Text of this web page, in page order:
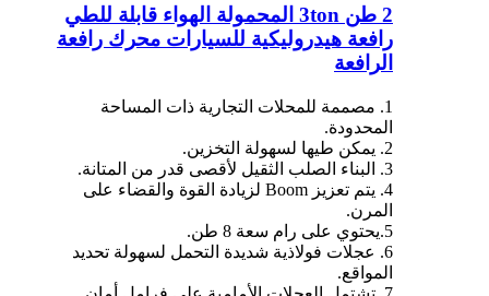
2 طن 3ton المحمولة الهواء قابلة للطي
رافعة هيدروليكية للسيارات محرك رافعة
الرافعة
1. مصممة للمحلات التجارية ذات المساحة
المحدودة.
2. يمكن طيها لسهولة التخزين.
3. البناء الصلب الثقيل لأقصى قدر من المتانة.
4. يتم تعزيز Boom لزيادة القوة والقضاء على
المرن.
5.يحتوي على رام سعة 8 طن.
6. عجلات فولاذية شديدة التحمل لسهولة تحديد
المواقع.